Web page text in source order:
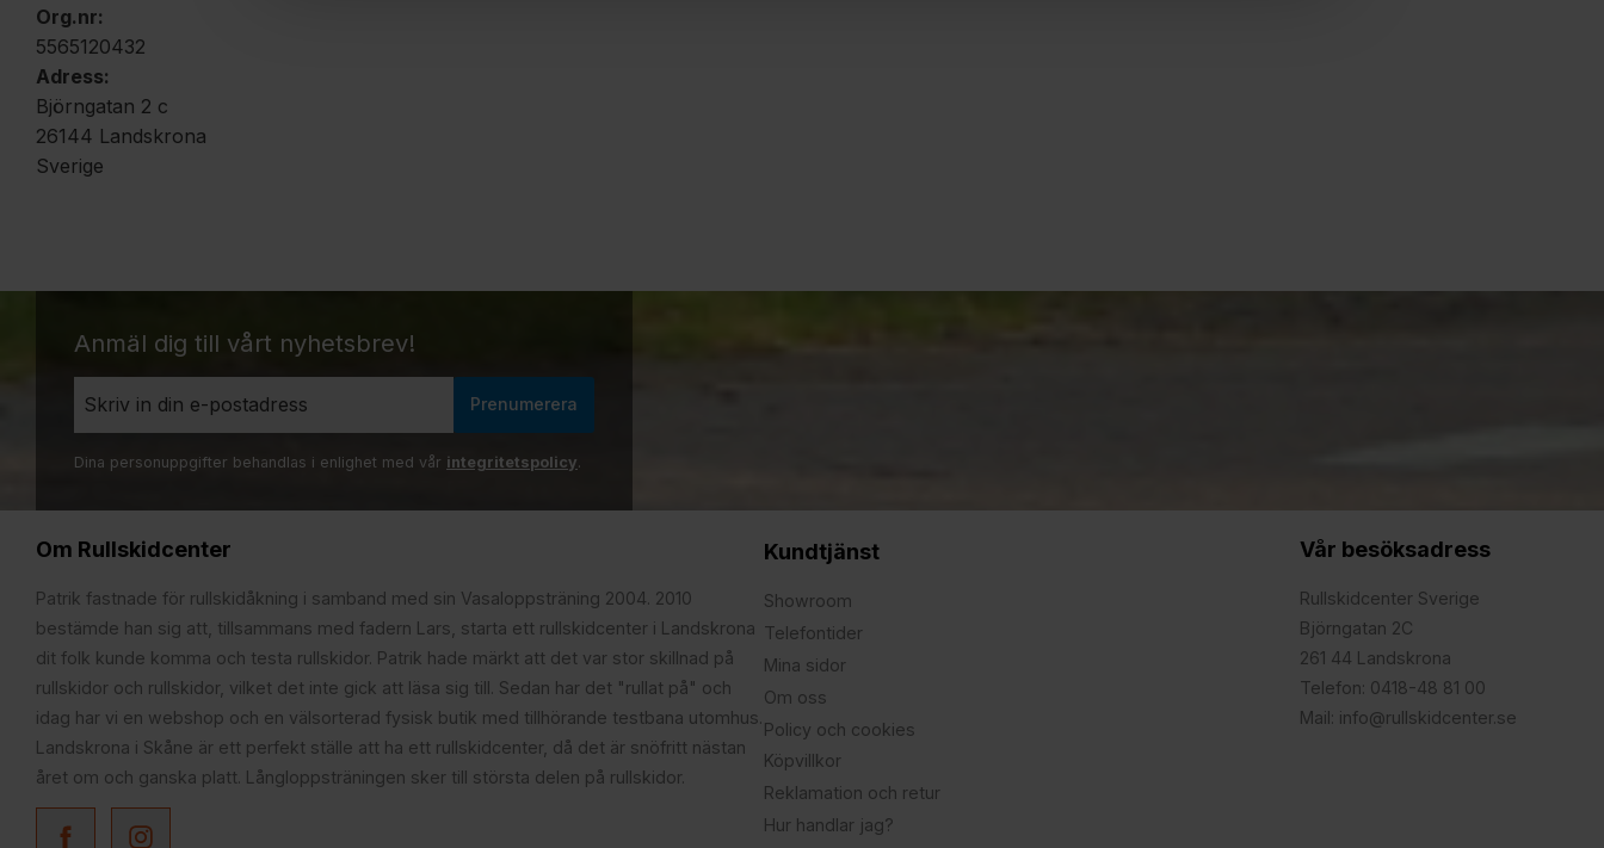
Org.nr:
5565120432
Adress:
Björngatan 2 c
26144 Landskrona
Sverige
Anmäl dig till vårt nyhetsbrev!
Prenumerera
Dina personuppgifter behandlas i enlighet med vår integritetspolicy.
Om Rullskidcenter
Patrik fastnade för rullskidåkning i samband med sin Vasaloppsträning 2004. 2010
bestämde han sig att, tillsammans med fadern Lars, starta ett rullskidcenter i Landskrona
dit folk kunde komma och testa rullskidor. Patrik hade märkt att det var stor skillnad på
rullskidor och rullskidor, vilket det inte gick att läsa sig till. Sedan har det "rullat på" och
idag har vi en webshop och en välsorterad fysisk butik med tillhörande testbana utomhus.
Landskrona i Skåne är ett perfekt ställe att ha ett rullskidcenter, då det är snöfritt nästan
året om och ganska platt. Långloppsträningen sker till största delen på rullskidor.
Kundtjänst
Showroom
Telefontider
Mina sidor
Om oss
Policy och cookies
Köpvillkor
Reklamation och retur
Hur handlar jag?
Vår besöksadress
Rullskidcenter Sverige
Björngatan 2C
261 44 Landskrona
Telefon: 0418-48 81 00
Mail: info@rullskidcenter.se